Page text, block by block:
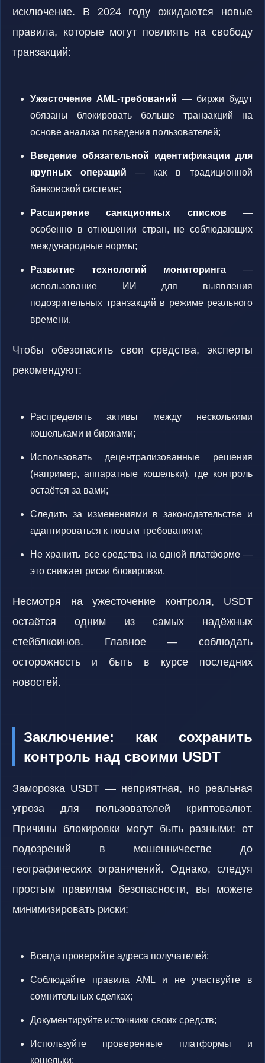
исключение. В 2024 году ожидаются новые
правила, которые могут повлиять на свободу
транзакций:
Ужесточение AML-требований — биржи будут
обязаны блокировать больше транзакций на
основе анализа поведения пользователей;
Введение обязательной идентификации для
крупных операций — как в традиционной
банковской системе;
Расширение санкционных списков—
особенно в отношении стран, не соблюдающих
международные нормы;
Развитие технологий мониторинга —
использование ИИ для выявления
подозрительных транзакций в режиме реального
времени.
Чтобы обезопасить свои средства, эксперты
рекомендуют:
Распределять активы между несколькими
кошельками и биржами;
Использовать децентрализованные решения
(например, аппаратные кошельки), где контроль
остаётся за вами;
Следить за изменениями в законодательстве и
адаптироваться к новым требованиям;
Не хранить все средства на одной платформе —
это снижает риски блокировки.
Несмотря на ужесточение контроля, USDT
остаётся одним из самых надёжных
стейблкоинов. Главное — соблюдать
осторожность и быть в курсе последних
новостей.
Заключение: как сохранить
контроль над своими USDT
Заморозка USDT — неприятная, но реальная
угроза для пользователей криптовалют.
Причины блокировки могут быть разными: от
подозрений в мошенничестве до
географических ограничений. Однако, следуя
простым правилам безопасности, вы можете
минимизировать риски:
Всегда проверяйте адреса получателей;
Соблюдайте правила AML и не участвуйте в
сомнительных сделках;
Документируйте источники своих средств;
Используйте проверенные платформы и
кошельки;